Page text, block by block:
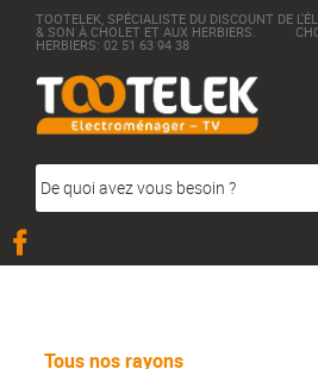
TOOTELEK, SPÉCIALISTE DU DISCOUNT DE
& SON À CHOLET ET AUX HERBIERS.
HERBIERS: 02 51 63 94 38
Tous nos rayons